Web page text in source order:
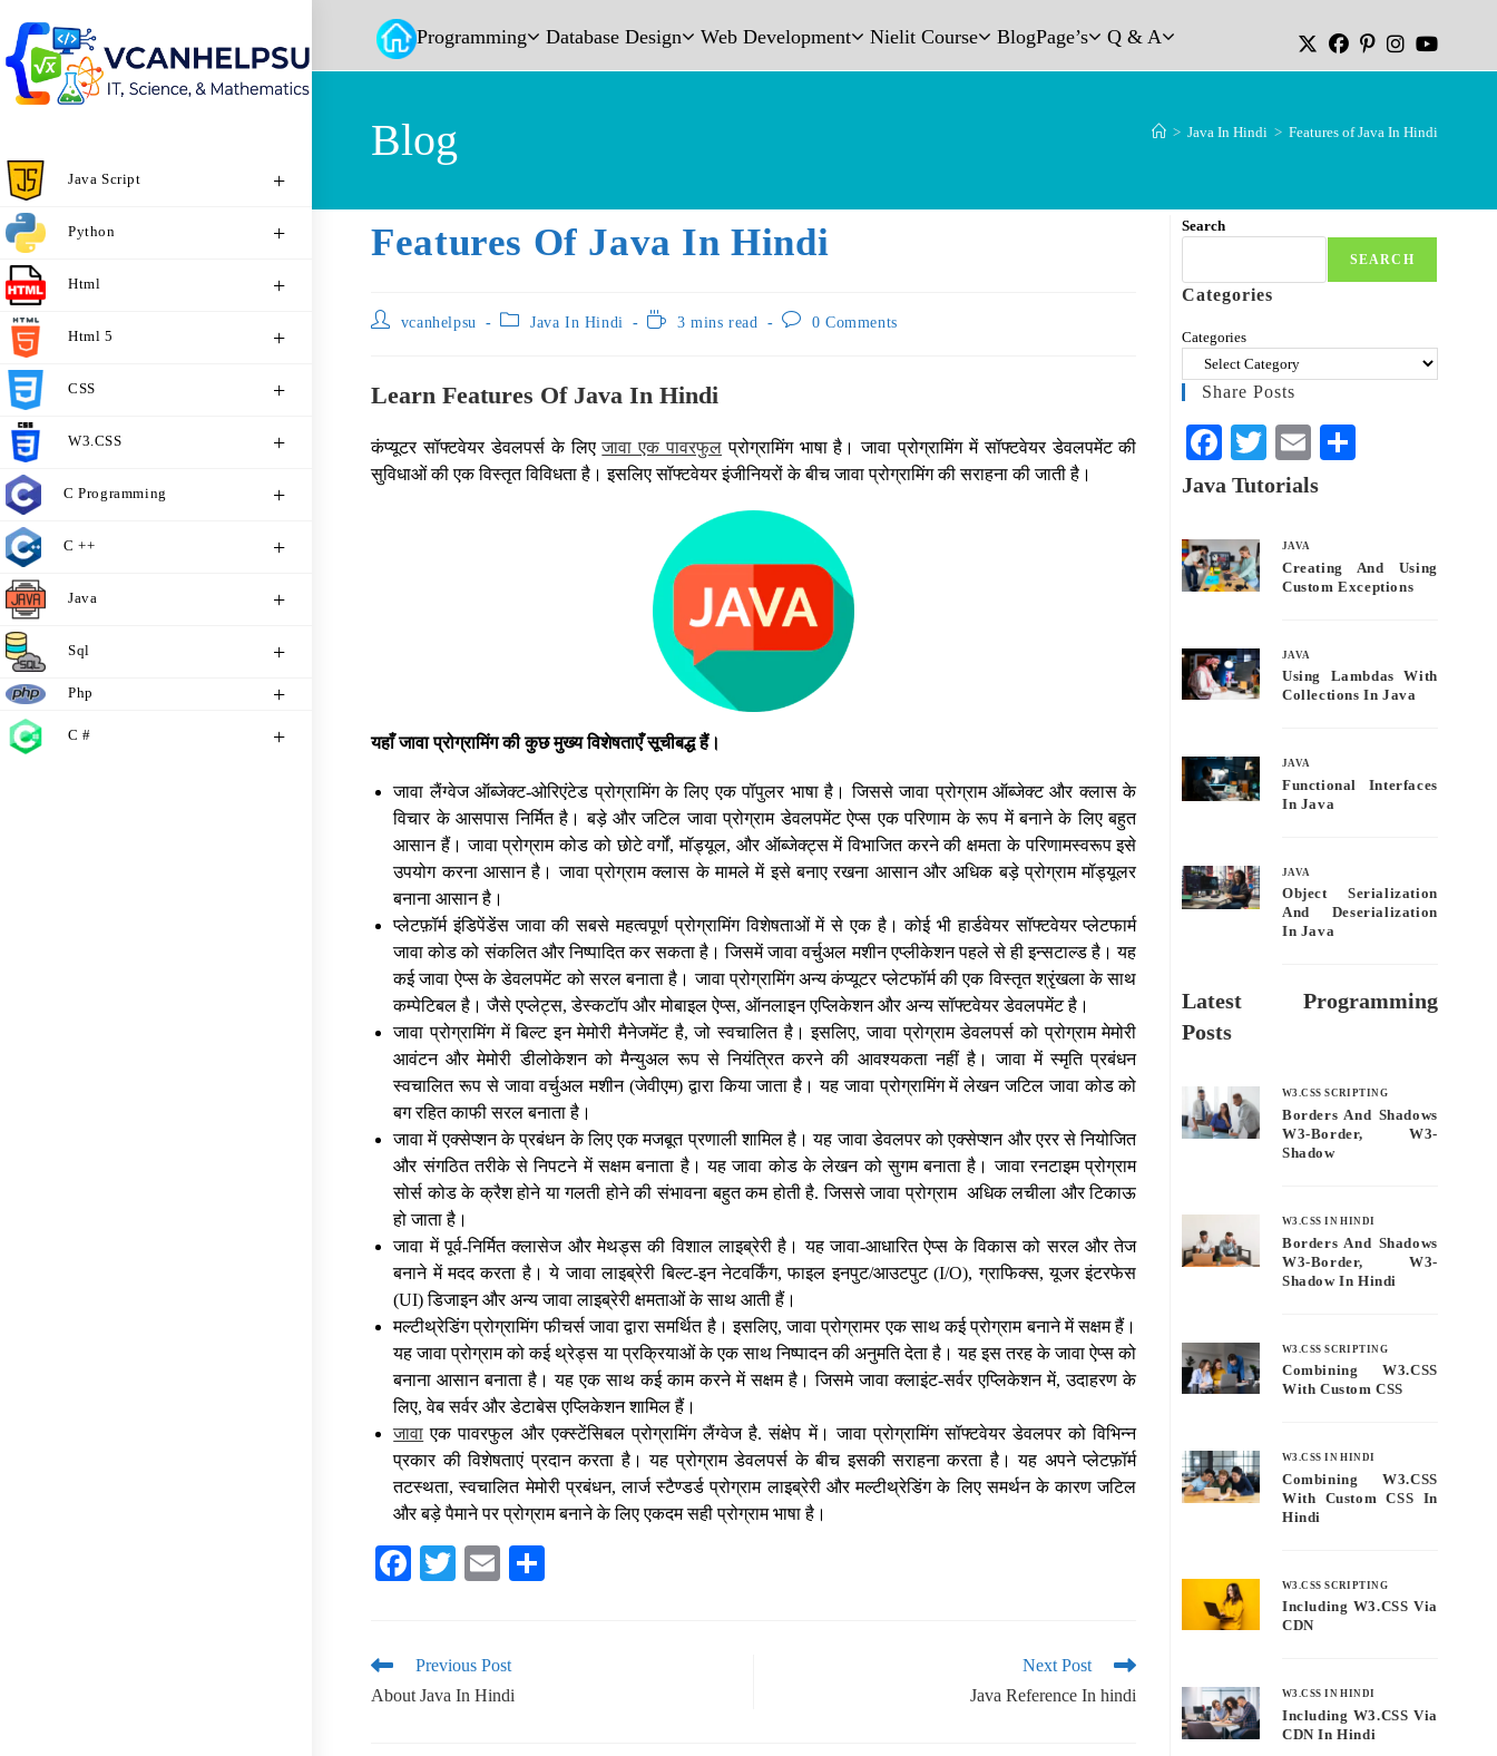
Programming Database Design Web Development Nielit Course BlogPage’s Q & A
Java Script
Python
Html
Html 5
CSS
W3.CSS
C Programming
C ++
Java
Sql
Php
C #
Blog > Java In Hindi > Features of Java In Hindi
Features Of Java In Hindi
vcanhelpsu Java In Hindi 3 mins read 0 Comments
Learn Features Of Java In Hindi
कंप्यूटर सॉफ्टवेयर डेवलपर्स के लिएजावा एक पावरफुलप्रोग्रामिंग भाषा है। जावा प्रोग्रामिंग में सॉफ्टवेयर डेवलपमेंट की
सुविधाओं की एक विस्तृत विविधता है। इसलिए सॉफ्टवेयर इंजीनियरों के बीच जावा प्रोग्रामिंग की सराहना की जाती है।
यहाँ जावा प्रोग्रामिंग की कुछ मुख्य विशेषताएँ सूचीबद्ध हैं।
जावा लैंग्वेज ऑब्जेक्ट-ओरिएंटेड प्रोग्रामिंग के लिए एक पॉपुलर भाषा है। जिससे जावा प्रोग्राम ऑब्जेक्ट और क्लास के
विचार के आसपास निर्मित है। बड़े और जटिल जावा प्रोग्राम डेवलपमेंट ऐप्स एक परिणाम के रूप में बनाने के लिए बहुत
आसान हैं। जावा प्रोग्राम कोड को छोटे वर्गों, मॉड्यूल, और ऑब्जेक्ट्स में विभाजित करने की क्षमता के परिणामस्वरूप इसे
उपयोग करना आसान है। जावा प्रोग्राम क्लास के मामले में इसे बनाए रखना आसान और अधिक बड़े प्रोग्राम मॉड्यूलर
बनाना आसान है।
प्लेटफ़ॉर्म इंडिपेंडेंस जावा की सबसे महत्वपूर्ण प्रोग्रामिंग विशेषताओं में से एक है। कोई भी हार्डवेयर सॉफ्टवेयर प्लेटफार्म
जावा कोड को संकलित और निष्पादित कर सकता है। जिसमें जावा वर्चुअल मशीन एप्लीकेशन पहले से ही इन्सटाल्ड है। यह
कई जावा ऐप्स के डेवलपमेंट को सरल बनाता है। जावा प्रोग्रामिंग अन्य कंप्यूटर प्लेटफॉर्म की एक विस्तृत श्रृंखला के साथ
कम्पेटिबल है। जैसे एप्लेट्स, डेस्कटॉप और मोबाइल ऐप्स, ऑनलाइन एप्लिकेशन और अन्य सॉफ्टवेयर डेवलपमेंट है।
जावा प्रोग्रामिंग में बिल्ट इन मेमोरी मैनेजमेंट है, जो स्वचालित है। इसलिए, जावा प्रोग्राम डेवलपर्स को प्रोग्राम मेमोरी
आवंटन और मेमोरी डीलोकेशन को मैन्युअल रूप से नियंत्रित करने की आवश्यकता नहीं है। जावा में स्मृति प्रबंधन
स्वचालित रूप से जावा वर्चुअल मशीन (जेवीएम) द्वारा किया जाता है। यह जावा प्रोग्रामिंग में लेखन जटिल जावा कोड को
बग रहित काफी सरल बनाता है।
जावा में एक्सेप्शन के प्रबंधन के लिए एक मजबूत प्रणाली शामिल है। यह जावा डेवलपर को एक्सेप्शन और एरर से नियोजित
और संगठित तरीके से निपटने में सक्षम बनाता है। यह जावा कोड के लेखन को सुगम बनाता है। जावा रनटाइम प्रोग्राम
सोर्स कोड के क्रैश होने या गलती होने की संभावना बहुत कम होती है. जिससे जावा प्रोग्राम अधिक लचीला और टिकाऊ
हो जाता है।
जावा में पूर्व-निर्मित क्लासेज और मेथड्स की विशाल लाइब्रेरी है। यह जावा-आधारित ऐप्स के विकास को सरल और तेज
बनाने में मदद करता है। ये जावा लाइब्रेरी बिल्ट-इन नेटवर्किंग, फाइल इनपुट/आउटपुट (I/O), ग्राफिक्स, यूजर इंटरफेस
(UI) डिजाइन और अन्य जावा लाइब्रेरी क्षमताओं के साथ आती हैं।
मल्टीथ्रेडिंग प्रोग्रामिंग फीचर्स जावा द्वारा समर्थित है। इसलिए, जावा प्रोग्रामर एक साथ कई प्रोग्राम बनाने में सक्षम हैं।
यह जावा प्रोग्राम को कई थ्रेड्स या प्रक्रियाओं के एक साथ निष्पादन की अनुमति देता है। यह इस तरह के जावा ऐप्स को
बनाना आसान बनाता है। यह एक साथ कई काम करने में सक्षम है। जिसमे जावा क्लाइंट-सर्वर एप्लिकेशन में, उदाहरण के
लिए, वेब सर्वर और डेटाबेस एप्लिकेशन शामिल हैं।
जावा एक पावरफुल और एक्स्टेंसिबल प्रोग्रामिंग लैंग्वेज है. संक्षेप में। जावा प्रोग्रामिंग सॉफ्टवेयर डेवलपर को विभिन्न
प्रकार की विशेषताएं प्रदान करता है। यह प्रोग्राम डेवलपर्स के बीच इसकी सराहना करता है। यह अपने प्लेटफ़ॉर्म
तटस्थता, स्वचालित मेमोरी प्रबंधन, लार्ज स्टैण्डर्ड प्रोग्राम लाइब्रेरी और मल्टीथ्रेडिंग के लिए समर्थन के कारण जटिल
और बड़े पैमाने पर प्रोग्राम बनाने के लिए एकदम सही प्रोग्राम भाषा है।
Fa
ok
T
r
E
Previous Post
About Java In Hindi
Next Post
Java Reference In hindi
Search
SEARCH
Categories
Categories
Share Posts
Fa
ce
ok
T
wi
E
m
Java Tutorials
JAVA
Creating And Using
Custom Exceptions
JAVA
Using Lambdas With
Collections In Java
JAVA
Functional Interfaces
In Java
JAVA
Object Serialization
And Deserialization
In Java
Latest Programming
Posts
W3.CSS SCRIPTING
Borders And Shadows
W3-Border, W3-
Shadow
W3.CSS IN HINDI
Borders And Shadows
W3-Border, W3-
Shadow In Hindi
W3.CSS SCRIPTING
Combining W3.CSS
With Custom CSS
W3.CSS IN HINDI
Combining W3.CSS
With Custom CSS In
Hindi
W3.CSS SCRIPTING
Including W3.CSS Via
CDN
W3.CSS IN HINDI
Including W3.CSS Via
CDN In Hindi